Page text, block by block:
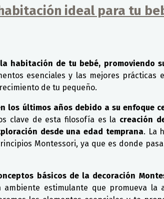
ideal para tu
habitación de tu bebé, promoviendo
esenciales y las mejores prácticas
de tu pequeño.
los últimos años debido a su enfoque
clave de esta filosofía es la creación
desde una edad temprana. La
Montessori, ya que es donde
básicos de la decoración
ambiente estimulante que promueva la